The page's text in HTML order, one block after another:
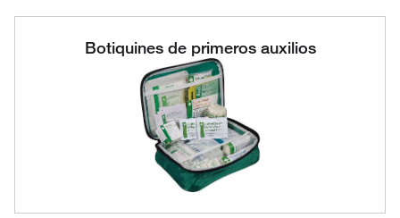
Botiquines de primeros auxilios